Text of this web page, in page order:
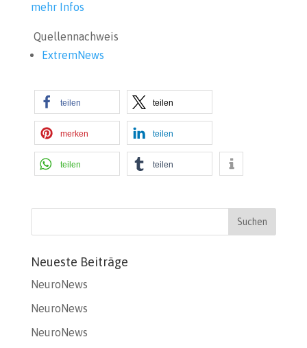
mehr Infos
Quellennachweis
ExtremNews
teilen teilen
merken teilen
teilen teilen
Neueste Beiträge
NeuroNews
NeuroNews
NeuroNews